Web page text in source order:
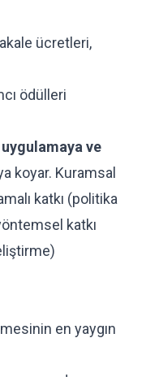
ücretleri,
ödülleri
ve
koyar. Kuramsal
katkı (politika
katkı
en yaygın